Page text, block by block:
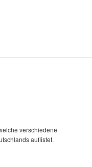
verschiedene
auflistet.